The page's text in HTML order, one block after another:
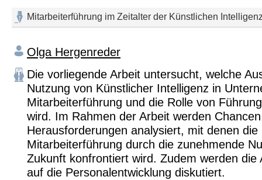
Mitarbeiterführung im Zeitalter der Künstlichen
Olga Hergenreder
Die vorliegende Arbeit untersucht, welche
Nutzung von Künstlicher Intelligenz in
Mitarbeiterführung und die Rolle von
wird. Im Rahmen der Arbeit werden
Herausforderungen analysiert, mit denen die
Mitarbeiterführung durch die zunehmende
Zukunft konfrontiert wird. Zudem werden die
auf die Personalentwicklung diskutiert.